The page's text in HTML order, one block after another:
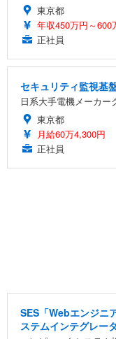
東京都
年収450万円～600
正社員
セキュリティ監視基
日系大手電機メーカ
東京都
月給60万4,300円
正社員
SES「Webエンジニ
ステムインテグレー